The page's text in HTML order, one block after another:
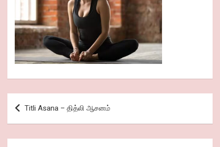
Post
navigation
Titli Asana – தித்லி ஆசனம்